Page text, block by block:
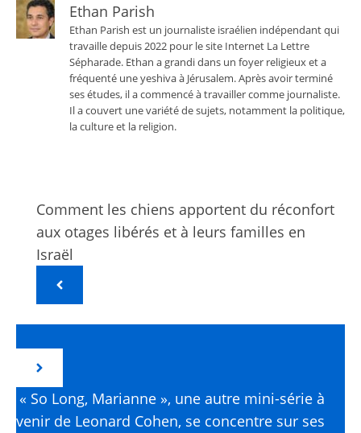
Ethan Parish
Ethan Parish est un journaliste israélien indépendant qui
travaille depuis 2022 pour le site Internet La Lettre
Sépharade. Ethan a grandi dans un foyer religieux et a
fréquenté une yeshiva à Jérusalem. Après avoir terminé
ses études, il a commencé à travailler comme journaliste.
Il a couvert une variété de sujets, notamment la politique,
la culture et la religion.
Comment les chiens apportent du réconfort
aux otages libérés et à leurs familles en
Israël
« So Long, Marianne », une autre mini-série à
venir de Leonard Cohen, se concentre sur ses